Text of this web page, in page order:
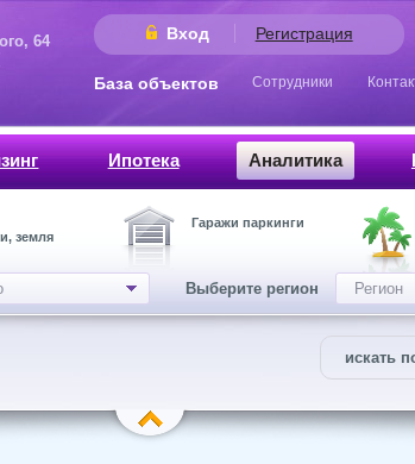
Вход Регистрация
64
База объектов Сотрудники
Ипотека Аналитика
земля
Гаражи паркинги
Выберите регион Регион
искать